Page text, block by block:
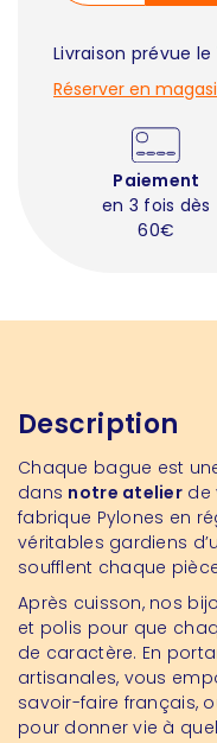
Livraison prévue le
Réserver en
Paiement
en 3 fois dès
60€
Description
Chaque bague est
dans notre atelier de
fabrique Pylones en
véritables gardiens
soufflent chaque
Après cuisson, nos
et polis pour que
de caractère. En
artisanales, vous
savoir-faire français,
pour donner vie à